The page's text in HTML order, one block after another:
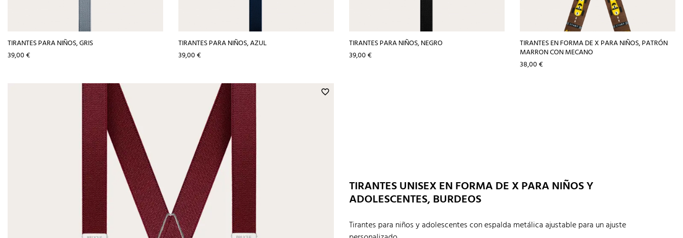
TIRANTES PARA NIÑOS, GRIS
Precio
39,00 €
TIRANTES PARA NIÑOS, AZUL
Precio
39,00 €
TIRANTES PARA NIÑOS, NEGRO
Precio
39,00 €
TIRANTES EN FORMA DE X PARA NIÑOS, PATRÓN
MARRON CON MECANO
Precio
38,00 €
favorite_border
TIRANTES UNISEX EN FORMA DE X PARA NIÑOS Y
ADOLESCENTES, BURDEOS
Tirantes para niños y adolescentes con espalda metálica ajustable para un ajuste